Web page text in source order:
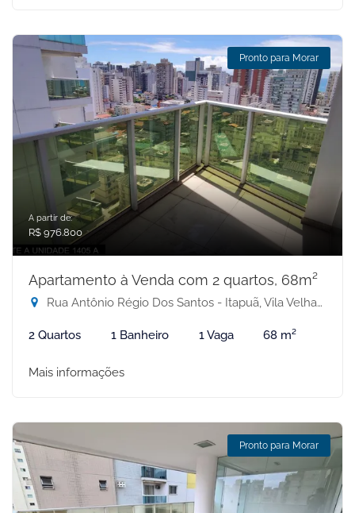
Pronto para Morar
A partir de:
R$ 976.800
Apartamento à Venda com 2 quartos, 68m²
Rua Antônio Régio Dos Santos - Itapuã, Vila Velha-ES
2 Quartos 1 Banheiro 1 Vaga 68 m²
Mais informações
Pronto para Morar